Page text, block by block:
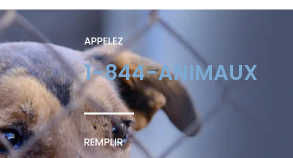
APPELEZ
1-844-ANIMAUX
REMPLIR